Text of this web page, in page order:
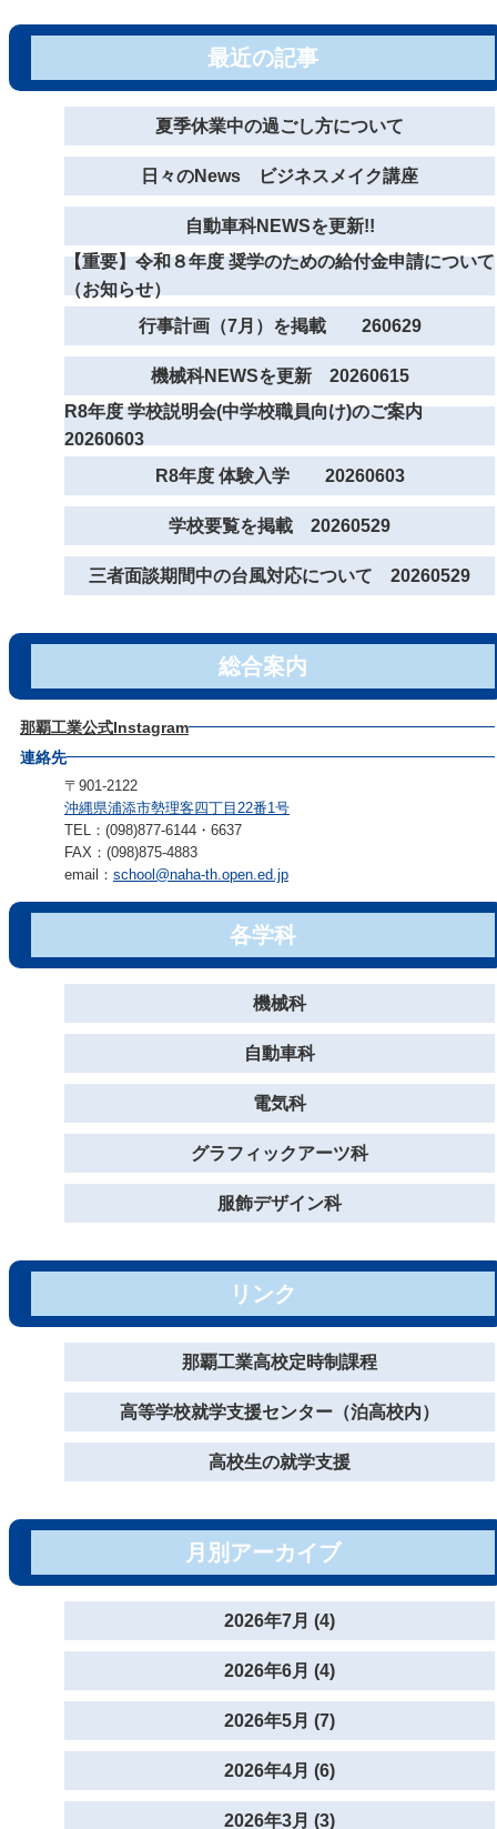
最近の記事
夏季休業中の過ごし方について
日々のNews ビジネスメイク講座
自動車科NEWSを更新!!
【重要】令和８年度 奨学のための給付金申請について
（お知らせ）
行事計画（7月）を掲載 260629
機械科NEWSを更新 20260615
R8年度 学校説明会(中学校職員向け)のご案内
20260603
R8年度 体験入学 20260603
学校要覧を掲載 20260529
三者面談期間中の台風対応について 20260529
総合案内
那覇工業公式Instagram
連絡先
〒901-2122
沖縄県浦添市勢理客四丁目22番1号
TEL：(098)877-6144・6637
FAX：(098)875-4883
email： school@naha-th.open.ed.jp
各学科
機械科
自動車科
電気科
グラフィックアーツ科
服飾デザイン科
リンク
那覇工業高校定時制課程
高等学校就学支援センター（泊高校内）
高校生の就学支援
月別アーカイブ
2026年7月 (4)
2026年6月 (4)
2026年5月 (7)
2026年4月 (6)
2026年3月 (3)